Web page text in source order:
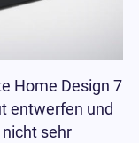
Home Design 7
entwerfen und
sehr